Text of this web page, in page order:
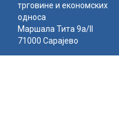
трговине и економских
односа
Маршала Тита 9а/II
71000 Сарајево